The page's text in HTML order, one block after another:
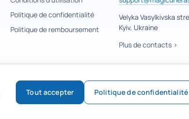
Politique de confidentialité
Politique de remboursement
Velyka Vasylkivska
Kyiv, Ukraine
Plus de contacts >
Tout accepter Politique de confidentialité